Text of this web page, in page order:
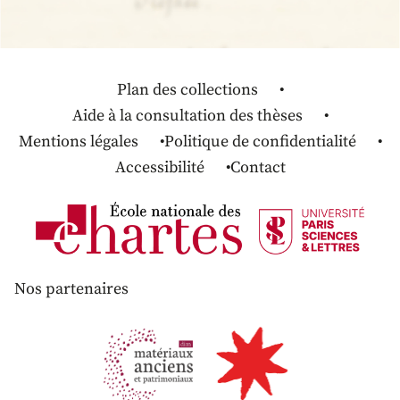
Plan des collections
Aide à la consultation des thèses
Mentions légales
Politique de confidentialité
Accessibilité
Contact
Nos partenaires